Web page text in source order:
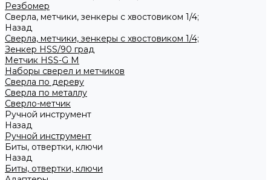
Резбомер
Сверла, метчики, зенкеры с хвостовиком 1/4;
Назад
Сверла, метчики, зенкеры с хвостовиком 1/4;
Зенкер HSS/90 град
Метчик HSS-G М
Наборы сверел и метчиков
Сверла по дереву
Сверла по металлу
Сверло-метчик
Ручной инструмент
Назад
Ручной инструмент
Биты, отвертки, ключи
Назад
Биты, отвертки, ключи